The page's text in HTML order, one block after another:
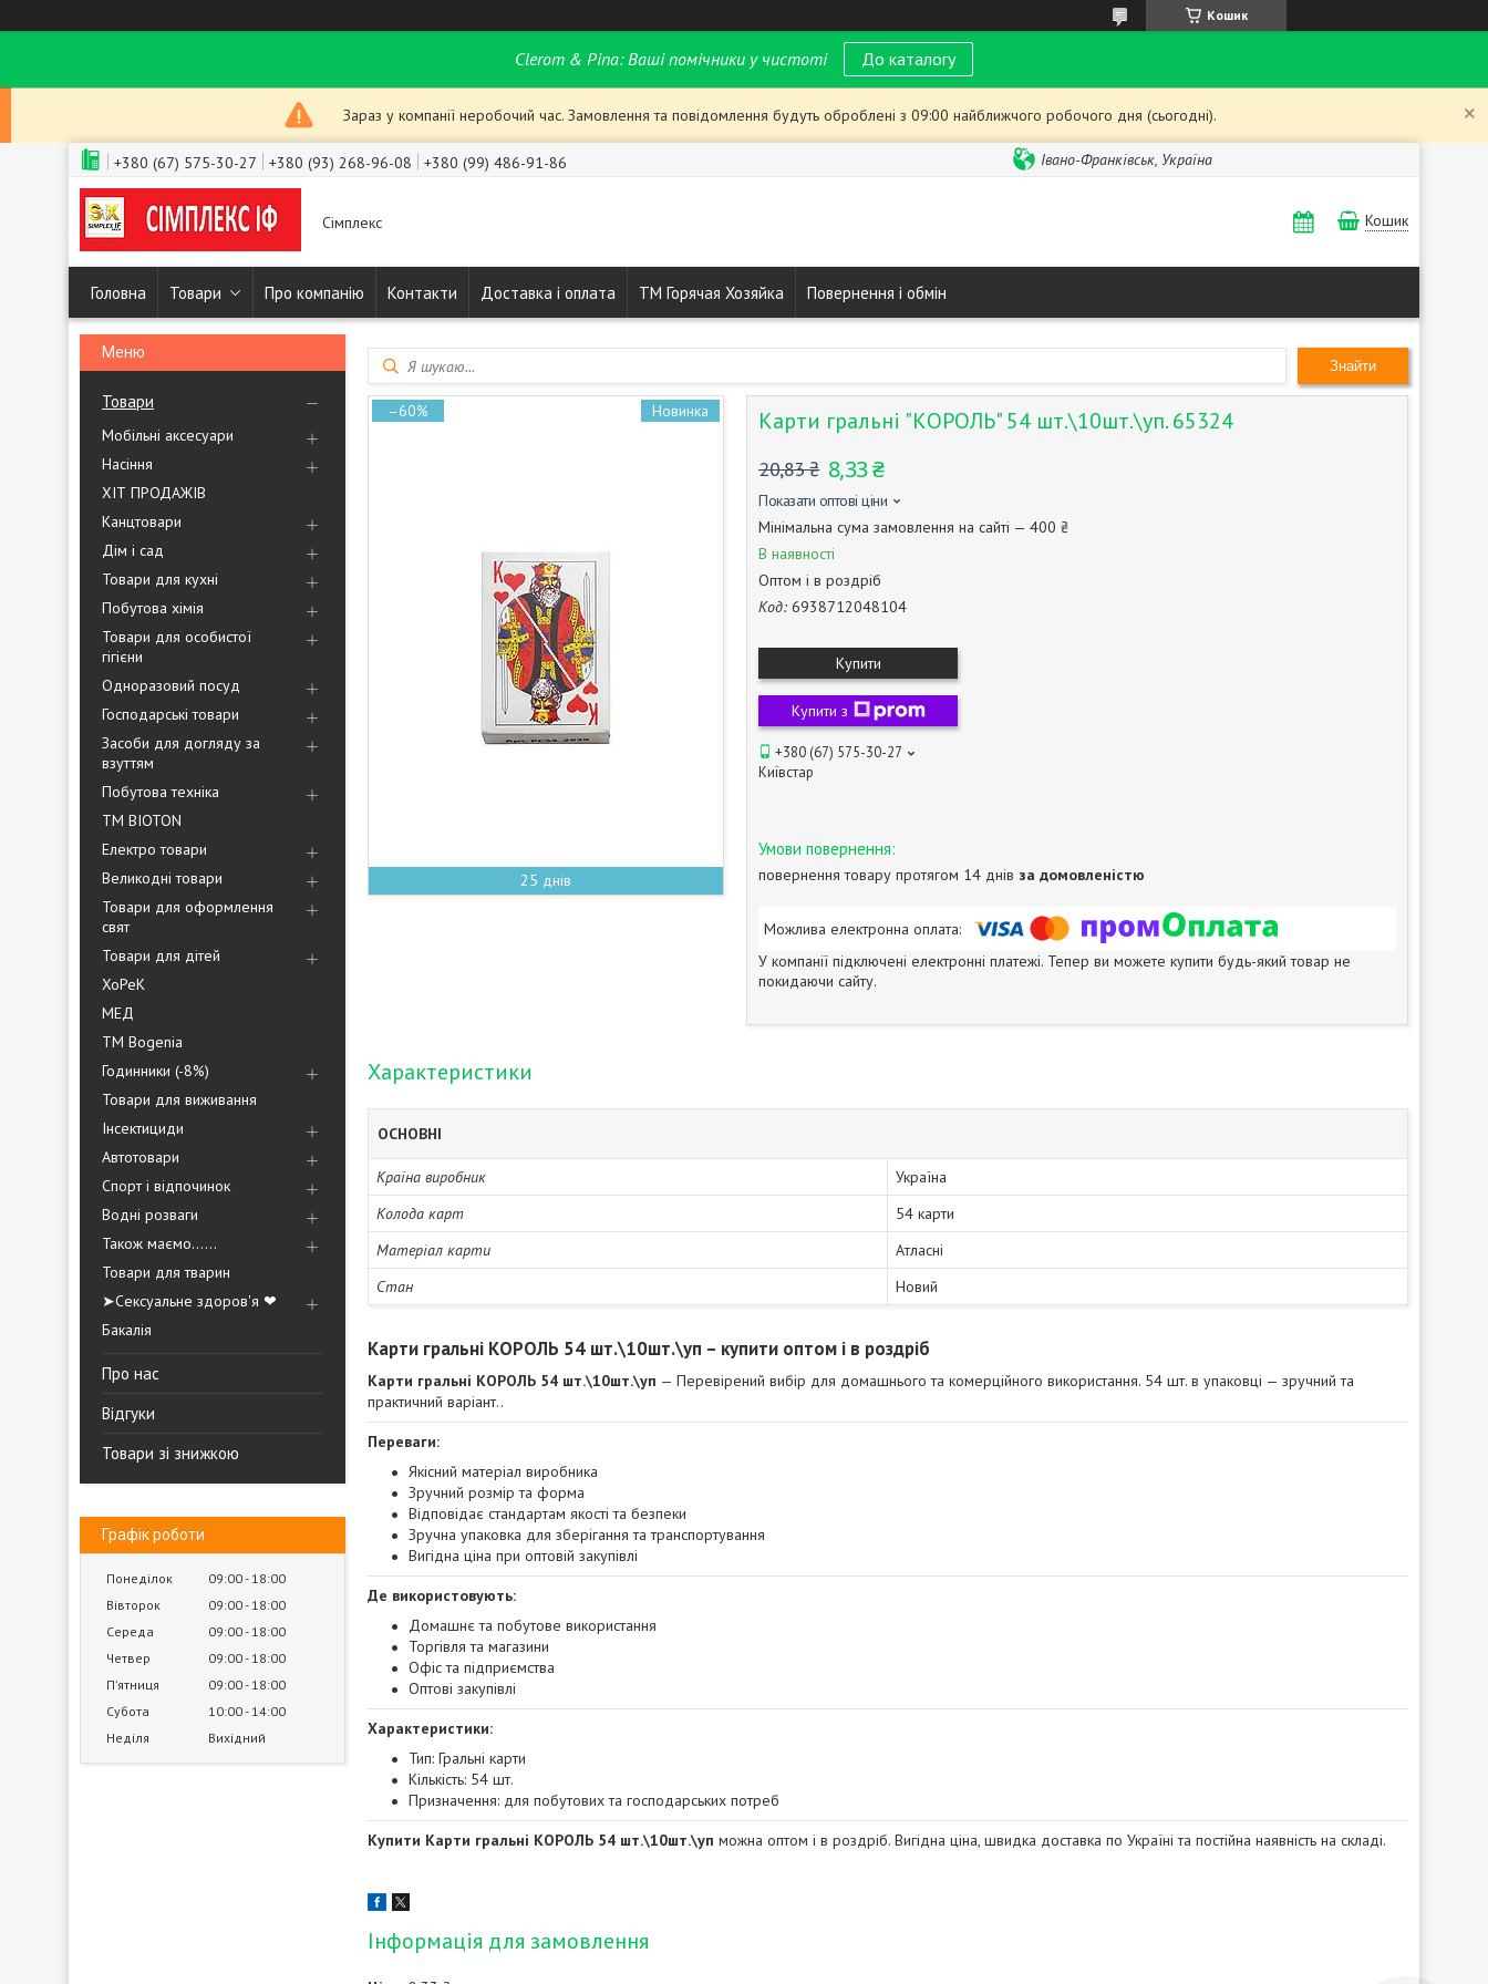
Кошик
Clerom & Pina: Ваші помічники у чистоті До каталогу
Зараз у компанії неробочий час. Замовлення та повідомлення будуть оброблені з 09:00 найближчого робочого дня (сьогодні).
+380 (67) 575-30-27 +380 (93) 268-96-08 +380 (99) 486-91-86 Івано-Франківськ, Україна
Сімплекс Кошик
Головна Товари Про компанію Контакти Доставка і оплата ТМ Горячая Хозяйка Повернення і обмін
Товари
Мобільні аксесуари
Насіння
ХІТ ПРОДАЖІВ
Канцтовари
Дім і сад
Товари для кухні
Побутова хімія
Товари для особистої
гігієни
Одноразовий посуд
Господарські товари
Засоби для догляду за
взуттям
Побутова техніка
ТМ BIOTON
Електро товари
Великодні товари
Товари для оформлення
свят
Товари для дітей
ХоРеК
МЕД
ТМ Bogenia
Годинники (-8%)
Товари для виживання
Інсектициди
Автотовари
Спорт і відпочинок
Водні розваги
Також маємо......
Товари для тварин
➤Сексуальне здоров'я ❤
Бакалія
Про нас
Відгуки
Товари зі знижкою
Графік роботи
Понеділок 09:00 18:00
Вівторок
09:00 18:00
Середа
09:00 18:00
Четвер
09:00 18:00
Пʼятниця
09:00 18:00
Субота
10:00 14:00
Неділя
Вихідний
Знайти
Новинка
–60%
25 днів
Карти гральні "КОРОЛЬ" 54 шт.\10шт.\уп. 65324
20,83 ₴ 8,33 ₴
Показати оптові ціни
Мінімальна сума замовлення на сайті — 400 ₴
В наявності
Оптом і в роздріб
Код: 6938712048104
Купити
Купити з
+380 (67) 575-30-27
Київстар
повернення товару протягом 14 днів за домовленістю
У компанії підключені електронні платежі. Тепер ви можете купити будь-який товар не
покидаючи сайту.
Характеристики
ОСНОВНІ
Країна виробник
Україна
Колода карт
54 карти
Матеріал карти
Атласні
Стан
Новий
Карти гральні КОРОЛЬ 54 шт.\10шт.\уп – купити оптом і в роздріб
Карти гральні КОРОЛЬ 54 шт.\10шт.\уп — Перевірений вибір для домашнього та комерційного використання. 54 шт. в упаковці — зручний та
практичний варіант..
Переваги:
Якісний матеріал виробника
Зручний розмір та форма
Відповідає стандартам якості та безпеки
Зручна упаковка для зберігання та транспортування
Вигідна ціна при оптовій закупівлі
Де використовують:
Домашнє та побутове використання
Торгівля та магазини
Офіс та підприємства
Оптові закупівлі
Характеристики:
Тип: Гральні карти
Кількість: 54 шт.
Призначення: для побутових та господарських потреб
Купити Карти гральні КОРОЛЬ 54 шт.\10шт.\уп можна оптом і в роздріб. Вигідна ціна, швидка доставка по Україні та постійна наявність на складі.
Інформація для замовлення